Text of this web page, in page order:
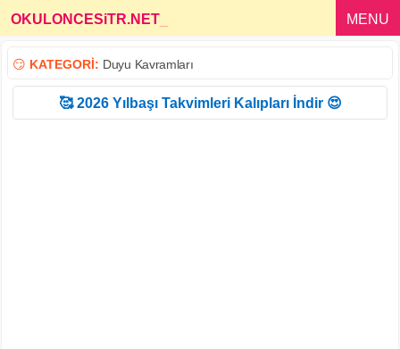
OKULONCESiTR.NET MENU
😏 KATEGORİ: Duyu Kavramları
🥰 2026 Yılbaşı Takvimleri Kalıpları İndir 😍